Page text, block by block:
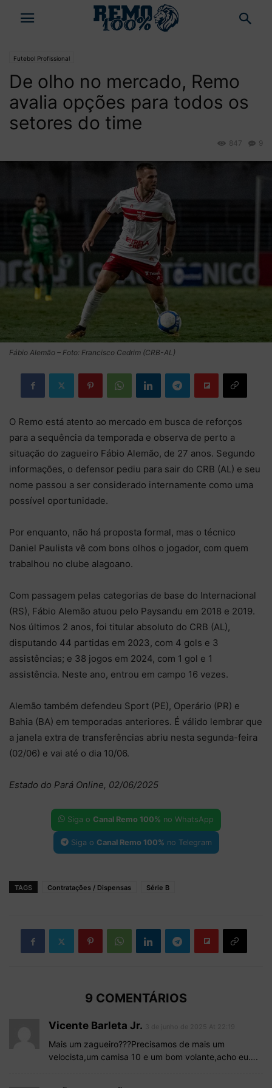
Futebol Profissional
De olho no mercado, Remo
avalia opções para todos os
setores do time
9
847
Fábio Alemão – Foto: Francisco Cedrim (CRB-AL)
O Remo está atento ao mercado em busca de reforços
para a sequência da temporada e observa de perto a
situação do zagueiro Fábio Alemão, de 27 anos. Segundo
informações, o defensor pediu para sair do CRB (AL) e seu
nome passou a ser considerado internamente como uma
possível oportunidade.
Por enquanto, não há proposta formal, mas o técnico
Daniel Paulista vê com bons olhos o jogador, com quem
trabalhou no clube alagoano.
Com passagem pelas categorias de base do Internacional
(RS), Fábio Alemão atuou pelo Paysandu em 2018 e 2019.
Nos últimos 2 anos, foi titular absoluto do CRB (AL),
disputando 44 partidas em 2023, com 4 gols e 3
assistências; e 38 jogos em 2024, com 1 gol e 1
assistência. Neste ano, entrou em campo 16 vezes.
Alemão também defendeu Sport (PE), Operário (PR) e
Bahia (BA) em temporadas anteriores. É válido lembrar que
a janela extra de transferências abriu nesta segunda-feira
(02/06) e vai até o dia 10/06.
Estado do Pará Online, 02/06/2025
Siga o Canal Remo 100% no WhatsApp
Siga o Canal Remo 100% no Telegram
TAGS Contratações / Dispensas Série B
9 COMENTÁRIOS
Vicente Barleta Jr.
Mais um zagueiro???Precisamos de mais um
velocista,um camisa 10 e um bom volante,acho eu….